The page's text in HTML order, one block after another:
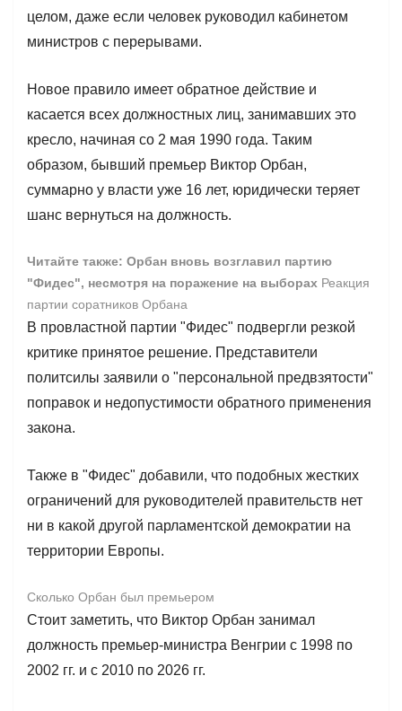
целом, даже если человек руководил кабинетом
министров с перерывами.
Новое правило имеет обратное действие и
касается всех должностных лиц, занимавших это
кресло, начиная со 2 мая 1990 года. Таким
образом, бывший премьер Виктор Орбан,
суммарно у власти уже 16 лет, юридически теряет
шанс вернуться на должность.
Читайте также: Орбан вновь возглавил партию
"Фидес", несмотря на поражение на выборах Реакция
партии соратников Орбана
В провластной партии "Фидес" подвергли резкой
критике принятое решение. Представители
политсилы заявили о "персональной предвзятости"
поправок и недопустимости обратного применения
закона.
Также в "Фидес" добавили, что подобных жестких
ограничений для руководителей правительств нет
ни в какой другой парламентской демократии на
территории Европы.
Сколько Орбан был премьером
Стоит заметить, что Виктор Орбан занимал
должность премьер-министра Венгрии с 1998 по
2002 гг. и с 2010 по 2026 гг.